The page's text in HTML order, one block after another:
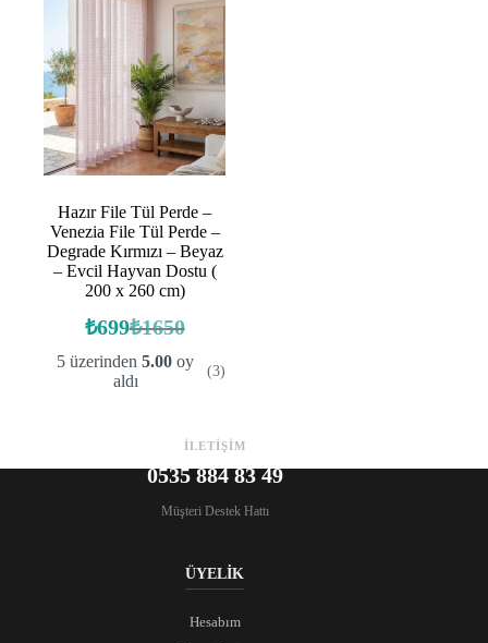
Hazır File Tül Perde –
Venezia File Tül Perde –
Degrade Kırmızı – Beyaz
– Evcil Hayvan Dostu (
200 x 260 cm)
₺1650
Orijinal
fiyat:
₺1650.
₺699 Şu
andaki
fiyat:
5 üzerinden5.00 oy
aldı
(3)
İLETİŞİM
0535 884 83 49
Müşteri Destek Hattı
ÜYELİK
Hesabım